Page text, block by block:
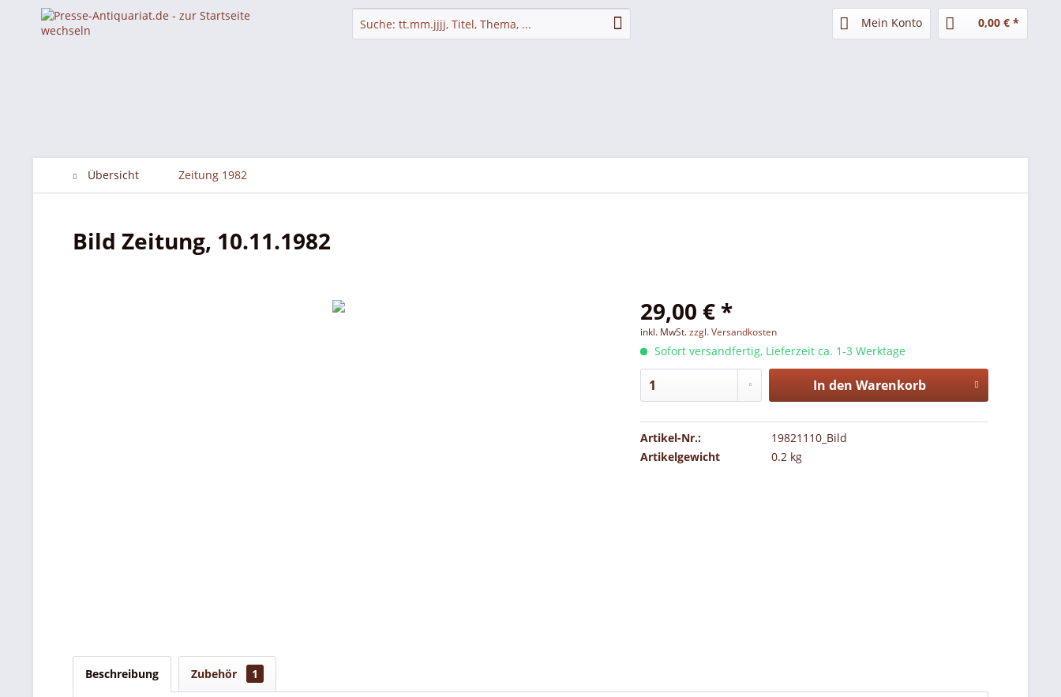
Mein Konto 0,00 € *
Übersicht Zeitung 1982
Bild Zeitung, 10.11.1982
29,00 € *
inkl. MwSt.zzgl. Versandkosten
Sofort versandfertig, Lieferzeit ca. 1-3 Werktage
In den Warenkorb
Artikel-Nr.:
19821110_Bild
Artikelgewicht
0.2 kg
Beschreibung Zubehör 1